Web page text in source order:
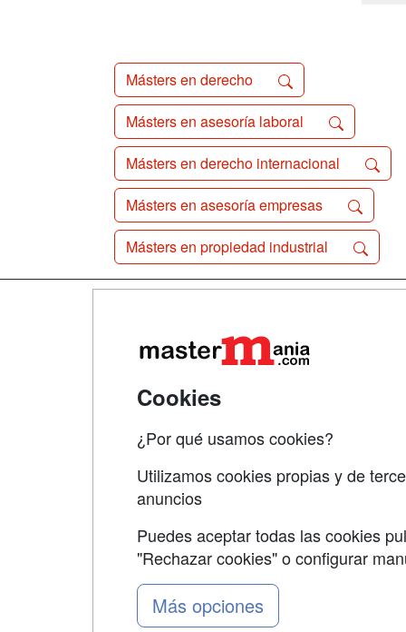
Másters en derecho
Másters en asesoría laboral
Másters en derecho internacional
Másters en asesoría empresas
Másters en propiedad industrial
Grupo formazion:
Cookies
¿Por qué usamos cookies?
Utilizamos cookies propias y de
anuncios
Puedes aceptar todas las cookies
"Rechazar cookies" o configurar
Más opciones